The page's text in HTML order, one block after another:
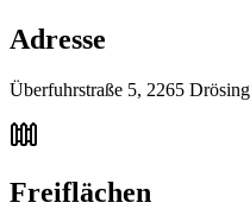
Adresse
Überfuhrstraße 5, 2265
Freiflächen